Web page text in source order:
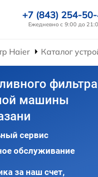
+7 (843) 254-
Ежедневно с 9:00 до
Haier Каталог
фильтра
машины
сервис
обслуживание
за наш счет,